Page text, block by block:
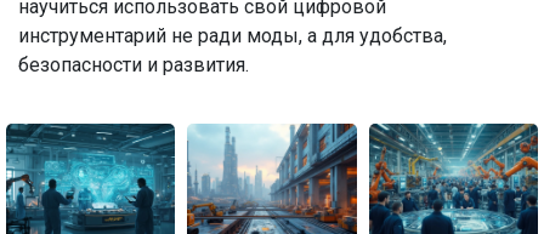
научиться использовать свой цифровой
инструментарий не ради моды, а для удобства,
безопасности и развития.